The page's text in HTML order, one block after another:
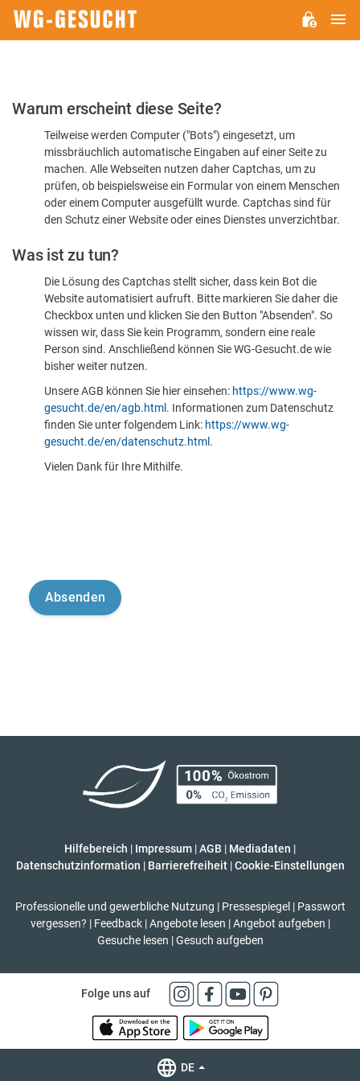
Bitte
dass
sind
Warum erscheint diese Seite?
Teilweise werden Computer ("Bots") eingesetzt, um
missbräuchlich automatische Eingaben auf einer Seite zu
machen. Alle Webseiten nutzen daher Captchas, um zu
prüfen, ob beispielsweise ein Formular von einem Menschen
oder einem Computer ausgefüllt wurde. Captchas sind für
den Schutz einer Website oder eines Dienstes unverzichtbar.
Was ist zu tun?
Die Lösung des Captchas stellt sicher, dass kein Bot die
Website automatisiert aufruft. Bitte markieren Sie daher die
Checkbox unten und klicken Sie den Button "Absenden". So
wissen wir, dass Sie kein Programm, sondern eine reale
Person sind. Anschließend können Sie WG-Gesucht.de wie
bisher weiter nutzen.
Unsere AGB können Sie hier einsehen: https://www.wg-
gesucht.de/en/agb.html . Informationen zum Datenschutz
finden Sie unter folgendem Link: https://www.wg-
gesucht.de/en/datenschutz.html .
Vielen Dank für Ihre Mithilfe.
Hilfebereich | Impressum |AGB | Mediadaten |
Datenschutzinformation | Barrierefreiheit | Cookie-Einstellungen
Professionelle und gewerbliche Nutzung | Pressespiegel | Passwort
vergessen? | Feedback | Angebote lesen | Angebot aufgeben |
Gesuche lesen | Gesuch aufgeben
Folge uns auf
DE